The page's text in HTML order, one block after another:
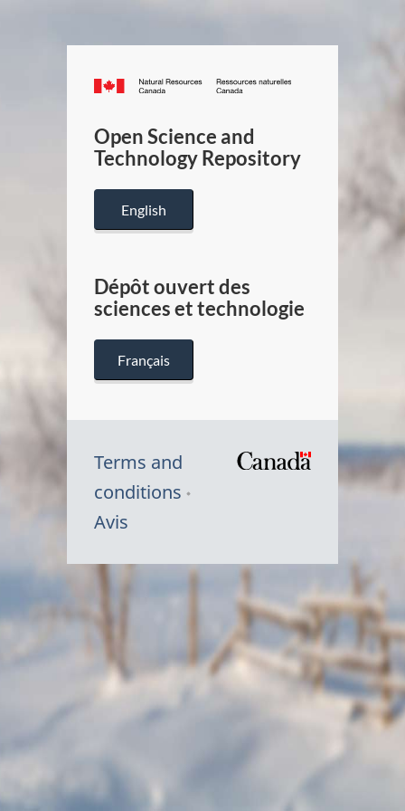
Canada.ca
/
Canada
Open Science and
Technology Repository
English
Dépôt ouvert des
sciences et technologie
Français
Terms and
conditions
Avis
Symbole
Canada